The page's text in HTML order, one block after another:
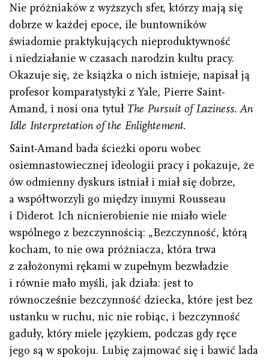
Nie próżniaków z wyższych sfer, którzy mają się
dobrze w każdej epoce, ile buntowników
świadomie praktykujących nieproduktywność
i niedziałanie w czasach narodzin kultu pracy.
Okazuje się, że książka o nich istnieje, napisał ją
profesor komparatystyki z Yale, Pierre Saint-
Amand, i nosi ona tytuł The Pursuit of Laziness. An
Idle Interpretation of the Enlighte­ment.
Saint-Amand bada ścieżki oporu wobec
osiemnastowiecznej ideologii pracy i pokazuje, że
ów odmienny dyskurs istniał i miał się dobrze,
a współtworzyli go między innymi Rousseau
i Diderot. Ich nicnierobienie nie miało wiele
wspólnego z bezczynnością: „Bezczynność, którą
kocham, to nie owa próżniacza, która trwa
z założonymi rękami w zupełnym bezwładzie
i równie mało myśli, jak działa: jest to
równocześnie bezczynność dziecka, które jest bez
ustanku w ruchu, nic nie robiąc, i bezczynność
gaduły, który miele językiem, podczas gdy ręce
jego są w spokoju. Lubię zajmować się i bawić lada